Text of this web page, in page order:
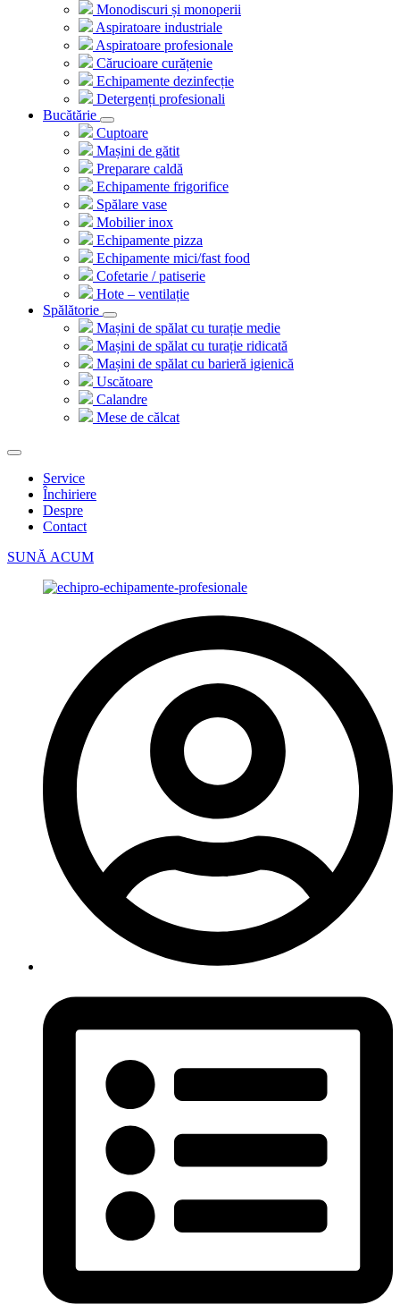
Monodiscuri și monoperii
Aspiratoare industriale
Aspiratoare profesionale
Cărucioare curățenie
Echipamente dezinfecție
Detergenți profesionali
Bucătărie
Cuptoare
Mașini de gătit
Preparare caldă
Echipamente frigorifice
Spălare vase
Mobilier inox
Echipamente pizza
Echipamente mici/fast food
Cofetarie / patiserie
Hote – ventilație
Spălătorie
Mașini de spălat cu turație medie
Mașini de spălat cu turație ridicată
Mașini de spălat cu barieră igienică
Uscătoare
Calandre
Mese de călcat
Service
Închiriere
Despre
Contact
SUNĂ ACUM